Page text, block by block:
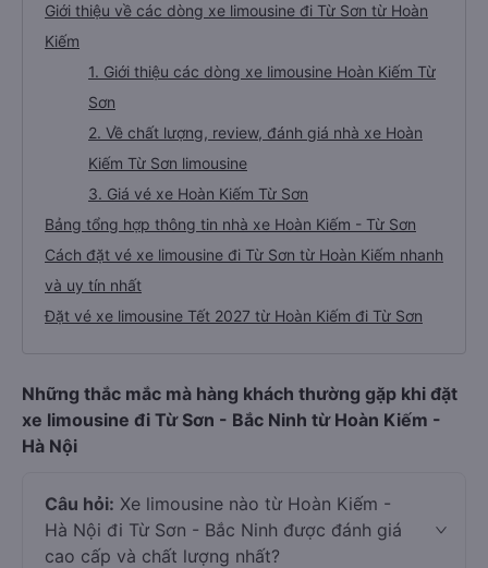
Giới thiệu về các dòng xe limousine đi Từ Sơn từ Hoàn
Kiếm
1. Giới thiệu các dòng xe limousine Hoàn Kiếm Từ
Sơn
2. Về chất lượng, review, đánh giá nhà xe Hoàn
Kiếm Từ Sơn limousine
3. Giá vé xe Hoàn Kiếm Từ Sơn
Bảng tổng hợp thông tin nhà xe Hoàn Kiếm - Từ Sơn
Cách đặt vé xe limousine đi Từ Sơn từ Hoàn Kiếm nhanh
và uy tín nhất
Đặt vé xe limousine Tết 2027 từ Hoàn Kiếm đi Từ Sơn
Những thắc mắc mà hàng khách thường gặp khi đặt
xe limousine đi Từ Sơn - Bắc Ninh từ Hoàn Kiếm -
Hà Nội
Câu hỏi: Xe limousine nào từ Hoàn Kiếm -
Hà Nội đi Từ Sơn - Bắc Ninh được đánh giá
cao cấp và chất lượng nhất?